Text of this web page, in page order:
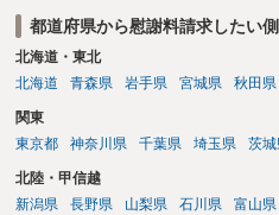
都道府県から慰謝料請求したい
北海道・東北
北海道
青森県 岩手県 宮城県 秋田県
関東
東京都
神奈川県 千葉県 埼玉県 茨城
北陸・甲信越
新潟県
長野県 山梨県 石川県 富山県